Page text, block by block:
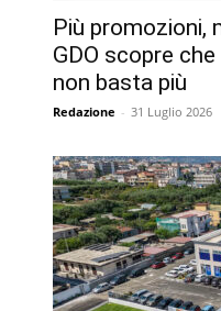
Più promozioni,
GDO scopre
non basta più
Redazione - 31 Luglio 2026